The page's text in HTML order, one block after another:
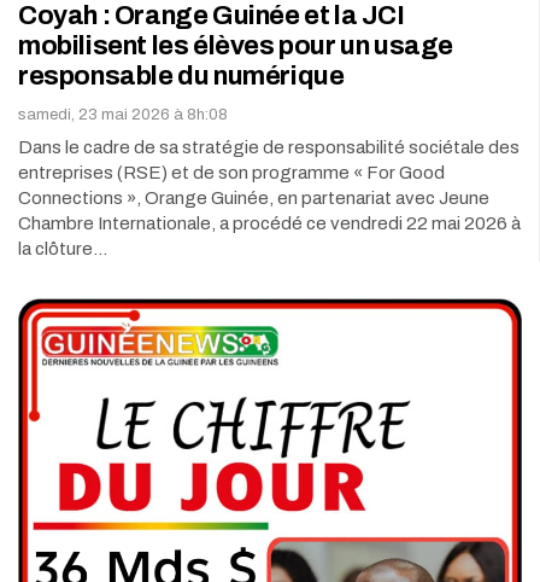
Coyah : Orange Guinée et la JCI
mobilisent les élèves pour un usage
responsable du numérique
samedi, 23 mai 2026 à 8h:08
Dans le cadre de sa stratégie de responsabilité sociétale des
entreprises (RSE) et de son programme « For Good
Connections », Orange Guinée, en partenariat avec Jeune
Chambre Internationale, a procédé ce vendredi 22 mai 2026 à
la clôture…